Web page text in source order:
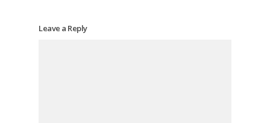
Leave a Reply